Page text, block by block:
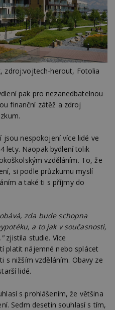
zdroj:vojtech-herout, Fotolia
pak pro nezanedbatelnou
finanční zátěž a zdroj
jsou nespokojení více lidé ve
lety. Naopak bydlení tolik
vzděláním. To, že
si podle průzkumu myslí
a také ti s příjmy do
zda bude schopna
a to jak v současnosti,
zjistila studie. Více
platit nájemné nebo splácet
s nižším vzděláním. Obavy ze
lidé.
s prohlášením, že většina
Sedm desetin souhlasí s tím,